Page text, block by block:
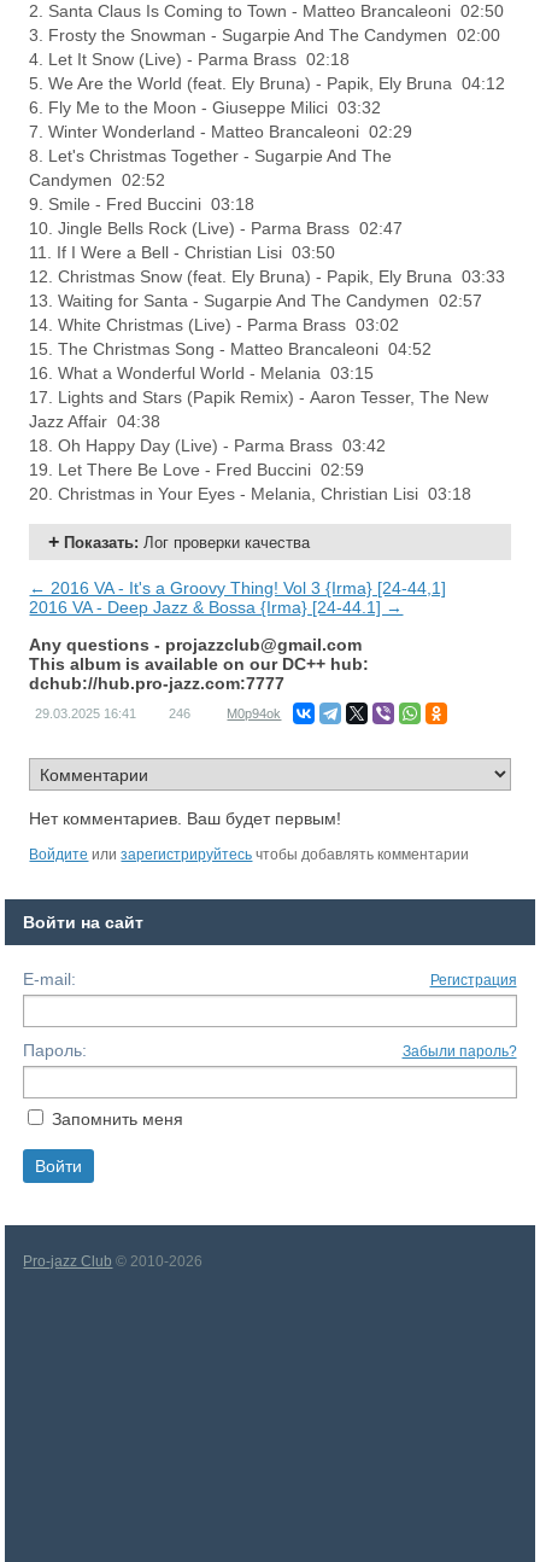
2. Santa Claus Is Coming to Town - Matteo Brancaleoni 02:50
3. Frosty the Snowman - Sugarpie And The Candymen 02:00
4. Let It Snow (Live) - Parma Brass 02:18
5. We Are the World (feat. Ely Bruna) - Papik, Ely Bruna 04:12
6. Fly Me to the Moon - Giuseppe Milici 03:32
7. Winter Wonderland - Matteo Brancaleoni 02:29
8. Let's Christmas Together - Sugarpie And The
Candymen 02:52
9. Smile - Fred Buccini 03:18
10. Jingle Bells Rock (Live) - Parma Brass 02:47
11. If I Were a Bell - Christian Lisi 03:50
12. Christmas Snow (feat. Ely Bruna) - Papik, Ely Bruna 03:33
13. Waiting for Santa - Sugarpie And The Candymen 02:57
14. White Christmas (Live) - Parma Brass 03:02
15. The Christmas Song - Matteo Brancaleoni 04:52
16. What a Wonderful World - Melania 03:15
17. Lights and Stars (Papik Remix) - Aaron Tesser, The New
Jazz Affair 04:38
18. Oh Happy Day (Live) - Parma Brass 03:42
19. Let There Be Love - Fred Buccini 02:59
20. Christmas in Your Eyes - Melania, Christian Lisi 03:18
Показать:Лог проверки качества
← 2016 VA - It's a Groovy Thing! Vol 3 {Irma} [24-44,1]
2016 VA - Deep Jazz & Bossa {Irma} [24-44.1] →
Any questions - projazzclub@gmail.com
This album is available on our DC++ hub:
dchub://hub.pro-jazz.com:7777
29.03.2025 16:41 246 M0p94ok
Нет комментариев. Ваш будет первым!
Войдите илизарегистрируйтесь чтобы добавлять комментарии
Войти на сайт
E-mail: Регистрация
Пароль: Забыли пароль?
Запомнить меня
Pro-jazz Club © 2010-2026